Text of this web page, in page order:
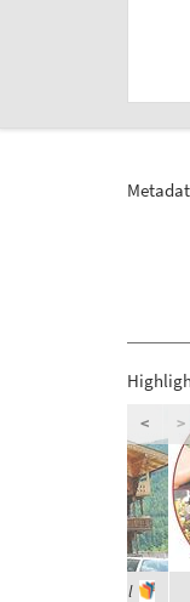
im Zillertal
< >